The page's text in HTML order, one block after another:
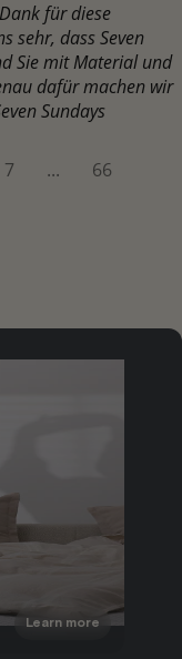
für diese
sehr, dass Seven
Sie mit Material und
dafür machen wir
Sundays
7 ... 66
Learn more